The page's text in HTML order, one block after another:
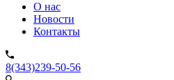
О нас
Новости
Контакты
8(343)239-50-56